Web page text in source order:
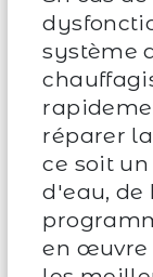
système
réparer
ce soit
d'eau, de
en œuvre